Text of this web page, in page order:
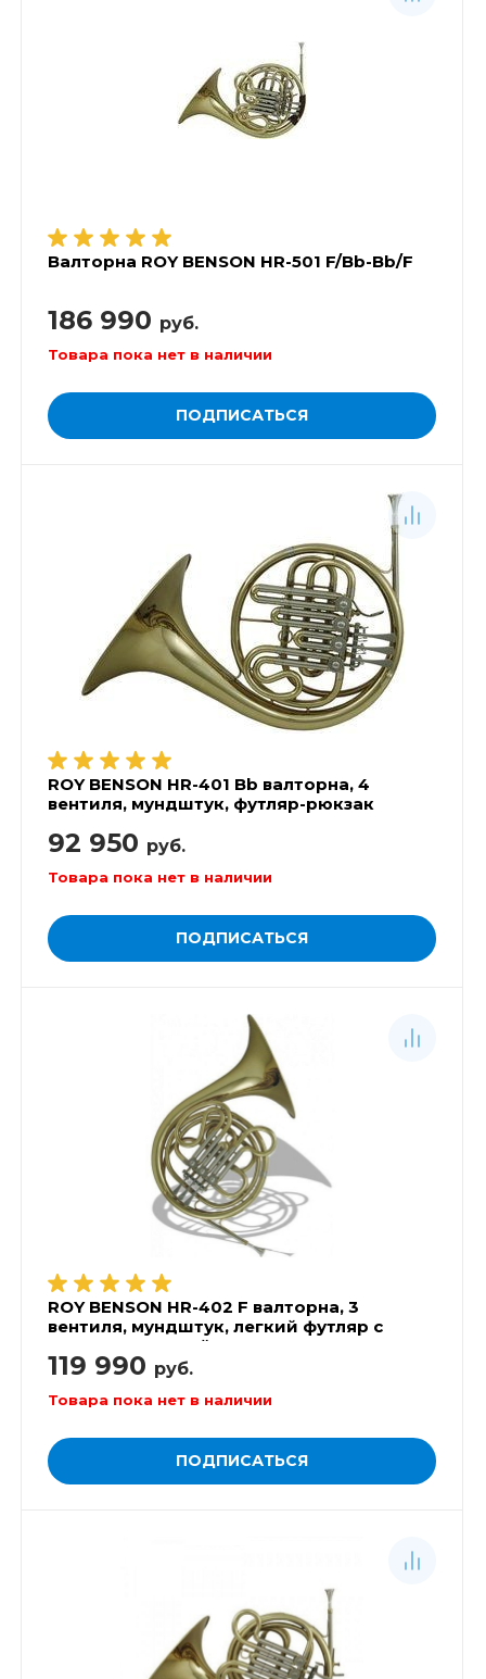
Валторна ROY BENSON НR-501 F/Bb-Bb/F
186 990 руб.
Товара пока нет в наличии
ПОДПИСАТЬСЯ
ROY BENSON НR-401 Bb валторна, 4
вентиля, мундштук, футляр-рюкзак
92 950 руб.
Товара пока нет в наличии
ПОДПИСАТЬСЯ
ROY BENSON HR-402 F валторна, 3
вентиля, мундштук, легкий футляр с
рюкзак-системой
119 990 руб.
Товара пока нет в наличии
ПОДПИСАТЬСЯ